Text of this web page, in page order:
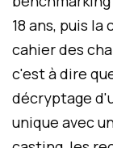
18 ans, puis
cahier des
c'est à dire
décryptage
unique avec